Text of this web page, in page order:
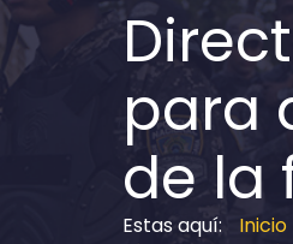
para
de la
Inicio